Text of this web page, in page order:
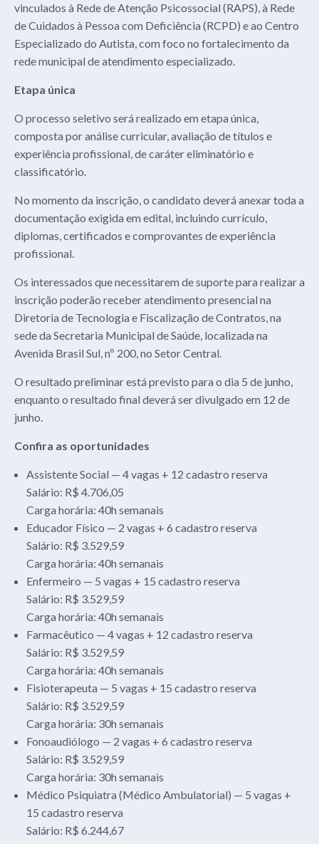
vinculados à Rede de Atenção Psicossocial (RAPS), à Rede
de Cuidados à Pessoa com Deficiência (RCPD) e ao Centro
Especializado do Autista, com foco no fortalecimento da
rede municipal de atendimento especializado.
Etapa única
O processo seletivo será realizado em etapa única,
composta por análise curricular, avaliação de títulos e
experiência profissional, de caráter eliminatório e
classificatório.
No momento da inscrição, o candidato deverá anexar toda a
documentação exigida em edital, incluindo currículo,
diplomas, certificados e comprovantes de experiência
profissional.
Os interessados que necessitarem de suporte para realizar a
inscrição poderão receber atendimento presencial na
Diretoria de Tecnologia e Fiscalização de Contratos, na
sede da Secretaria Municipal de Saúde, localizada na
Avenida Brasil Sul, nº 200, no Setor Central.
O resultado preliminar está previsto para o dia 5 de junho,
enquanto o resultado final deverá ser divulgado em 12 de
junho.
Confira as oportunidades
Assistente Social — 4 vagas + 12 cadastro reserva
Salário: R$ 4.706,05
Carga horária: 40h semanais
Educador Físico — 2 vagas + 6 cadastro reserva
Salário: R$ 3.529,59
Carga horária: 40h semanais
Enfermeiro — 5 vagas + 15 cadastro reserva
Salário: R$ 3.529,59
Carga horária: 40h semanais
Farmacêutico — 4 vagas + 12 cadastro reserva
Salário: R$ 3.529,59
Carga horária: 40h semanais
Fisioterapeuta — 5 vagas + 15 cadastro reserva
Salário: R$ 3.529,59
Carga horária: 30h semanais
Fonoaudiólogo — 2 vagas + 6 cadastro reserva
Salário: R$ 3.529,59
Carga horária: 30h semanais
Médico Psiquiatra (Médico Ambulatorial) — 5 vagas +
15 cadastro reserva
Salário: R$ 6.244,67